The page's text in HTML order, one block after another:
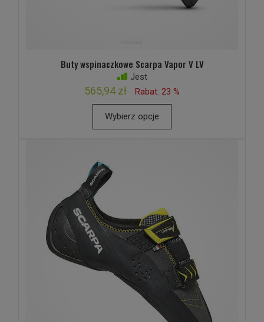
Buty wspinaczkowe Scarpa Vapor V LV
Jest
565,94 zł Rabat: 23 %
Wybierz opcje